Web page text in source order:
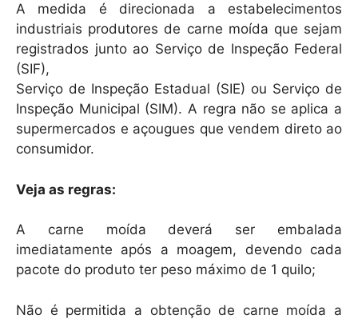
A medida é direcionada a estabelecimentos
industriais produtores de carne moída que sejam
registrados junto ao Serviço de Inspeção Federal
(SIF),
Serviço de Inspeção Estadual (SIE) ou Serviço de
Inspeção Municipal (SIM). A regra não se aplica a
supermercados e açougues que vendem direto ao
consumidor.
Veja as regras:
A carne moída deverá ser embalada
imediatamente após a moagem, devendo cada
pacote do produto ter peso máximo de 1 quilo;
Não é permitida a obtenção de carne moída a